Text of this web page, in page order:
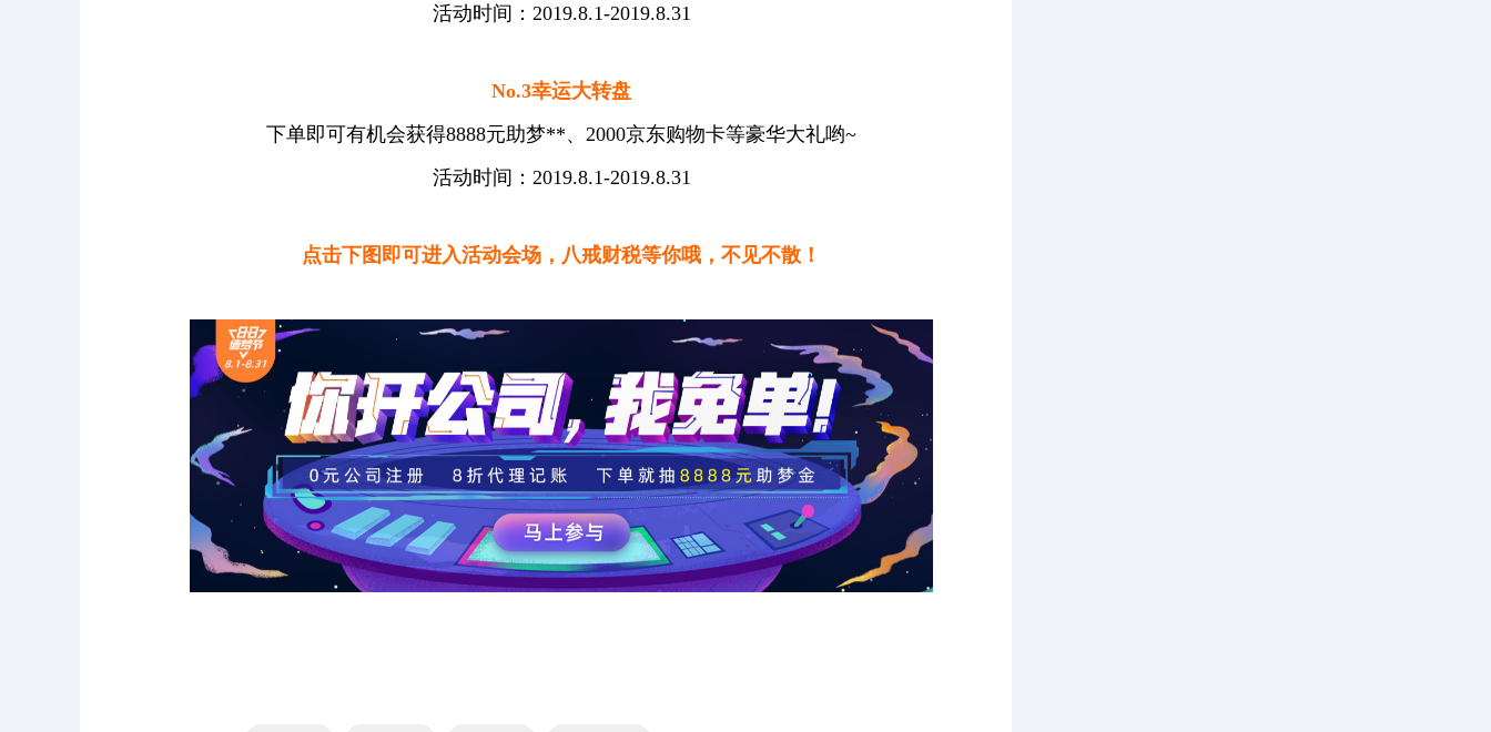
活动时间：2019.8.1-2019.8.31
No.3幸运大转盘
下单即可有机会获得8888元助梦**、2000京东购物卡等豪华大礼哟~
活动时间：2019.8.1-2019.8.31
点击下图即可进入活动会场，八戒财税等你哦，不见不散！